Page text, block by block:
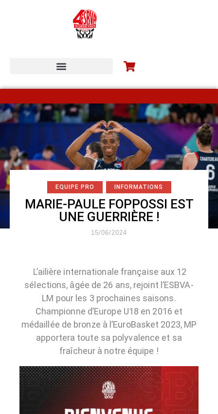
EQUIPE PRO INFORMATIONS
MARIE-PAULE FOPPOSSI EST
UNE GUERRIÈRE !
15/06/2024
L’ailière internationale française aux 12
sélections, âgée de 26 ans, rejoint l’ESBVA-
LM pour les 3 prochaines saisons.
Championne d’Europe U18 en 2016 et
médaillée de bronze à l’EuroBasket 2023, MP
apportera toute sa polyvalence et sa
fraîcheur à notre équipe !